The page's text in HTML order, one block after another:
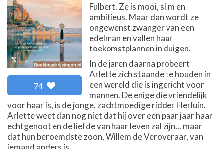
74
Fulbert. Ze is mooi, slim en
ambitieus. Maar dan wordt ze
ongewenst zwanger van een
edelman en vallen haar
toekomstplannen in duigen.
In de jaren daarna probeert
Arlette zich staande te houden in
een wereld die is ingericht voor
mannen. De enige die vriendelijk
voor haar is, is de jonge, zachtmoedige ridder Herluin.
Arlette weet dan nog niet dat hij over een paar jaar haar
echtgenoot en de liefde van haar leven zal zijn... maar
dat hun beroemdste zoon, Willem de Veroveraar, van
iemand anders is.